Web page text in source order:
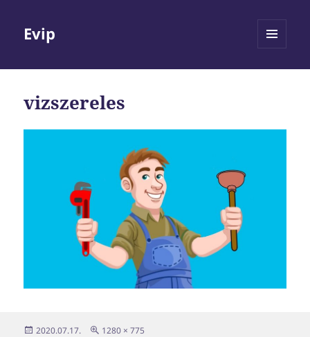
Evip
vizszereles
Közzétéve
2020.07.17.
Teljes
1280 × 775